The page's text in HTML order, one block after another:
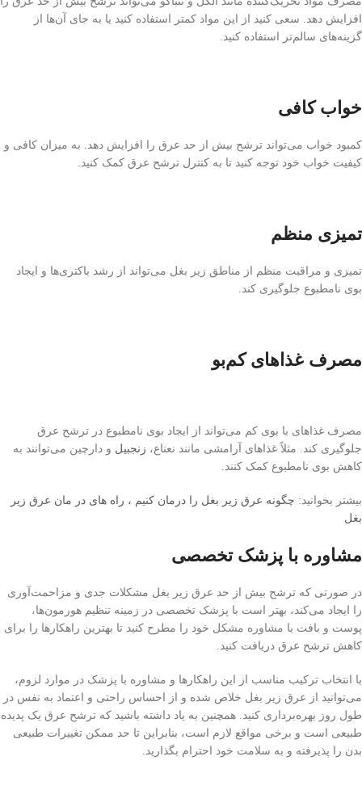
افزایش دهد. سعی کنید از این مواد کمتر استفاده کنید یا به جای آن‌ها از
گزینه‌های سالم‌تر استفاده کنید.
خواب کافی
کمبود خواب می‌تواند ترشح بیش از حد عرق را افزایش دهد. به میزان کافی و
کیفیت خواب خود توجه کنید تا به کنترل ترشح عرق کمک کنید.
تمیزی منظم
تمیزی و مراقبت منظم از مناطق زیر بغل می‌تواند از رشد باکتری‌ها و ایجاد
بوی نامطبوع جلوگیری کند.
مصرف غذاهای کم‌بو
مصرف غذاهای با بوی کم می‌تواند از ایجاد بوی نامطبوع در ترشح عرق
جلوگیری کند. مثلاً غذاهای آرامشی مانند نعناع، زنجبیل و دارچین می‌توانند به
کاهش بوی نامطبوع کمک کنند.
بیشتر بخوانید: چگونه عرق زیر بغل را درمان کنیم ، راه های در مان عرق زیر
بغل
مشاوره با پزشک تخصصی
در صورتی که ترشح بیش از حد عرق زیر بغل مشکلات جدی و مزاحمت‌آوری
را ایجاد می‌کند، بهتر است با پزشک تخصصی در زمینه تنظیم هورمون‌ها،
پوست و بافت با مشاوره مشکل خود را مطرح کنید تا بهترین راهکارها را برای
کاهش ترشح عرق دریافت کنید.
با انتخاب ترکیب مناسب از این راهکارها و مشاوره با پزشک در موارد لزوم،
می‌توانید از عرق زیر بغل خلاص شده و از احساس راحتی و اعتماد به نفس در
طول روز بهره‌برداری کنید. همچنین به یاد داشته باشید که ترشح عرق یک پدیده
طبیعی است و برخی مواقع لازم است، بنابراین تا حد ممکن تغییرات طبیعی
بدن را پذیرفته و به سلامت خود احترام بگذارید.